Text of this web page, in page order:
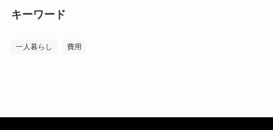
キーワード
一人暮らし 費用